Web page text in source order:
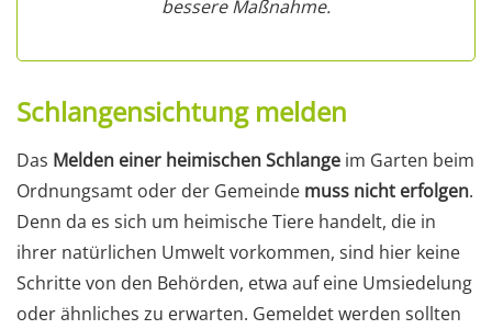
bessere Maßnahme.
Schlangensichtung melden
Das Melden einer heimischen Schlange im Garten beim
Ordnungsamt oder der Gemeinde muss nicht erfolgen.
Denn da es sich um heimische Tiere handelt, die in
ihrer natürlichen Umwelt vorkommen, sind hier keine
Schritte von den Behörden, etwa auf eine Umsiedelung
oder ähnliches zu erwarten. Gemeldet werden sollten